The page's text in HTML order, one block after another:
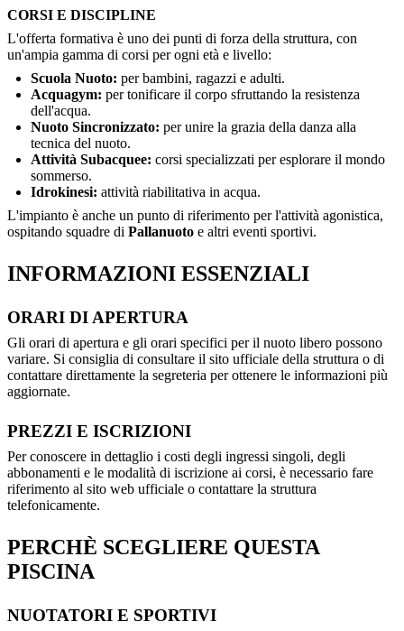
CORSI E DISCIPLINE
L'offerta formativa è uno dei punti di forza della struttura, con
un'ampia gamma di corsi per ogni età e livello:
Scuola Nuoto: per bambini, ragazzi e adulti.
Acquagym: per tonificare il corpo sfruttando la resistenza
dell'acqua.
Nuoto Sincronizzato: per unire la grazia della danza alla
tecnica del nuoto.
Attività Subacquee: corsi specializzati per esplorare il mondo
sommerso.
Idrokinesi: attività riabilitativa in acqua.
L'impianto è anche un punto di riferimento per l'attività agonistica,
ospitando squadre di Pallanuoto e altri eventi sportivi.
INFORMAZIONI ESSENZIALI
ORARI DI APERTURA
Gli orari di apertura e gli orari specifici per il nuoto libero possono
variare. Si consiglia di consultare il sito ufficiale della struttura o di
contattare direttamente la segreteria per ottenere le informazioni più
aggiornate.
PREZZI E ISCRIZIONI
Per conoscere in dettaglio i costi degli ingressi singoli, degli
abbonamenti e le modalità di iscrizione ai corsi, è necessario fare
riferimento al sito web ufficiale o contattare la struttura
telefonicamente.
PERCHÈ SCEGLIERE QUESTA
PISCINA
NUOTATORI E SPORTIVI